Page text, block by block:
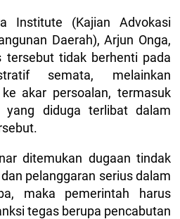
Institute (Kajian Advokasi
Daerah), Arjun Onga,
tersebut tidak berhenti pada
semata, melainkan
akar persoalan, termasuk
yang diduga terlibat dalam
ditemukan dugaan tindak
pelanggaran serius dalam
maka pemerintah harus
tegas berupa pencabutan